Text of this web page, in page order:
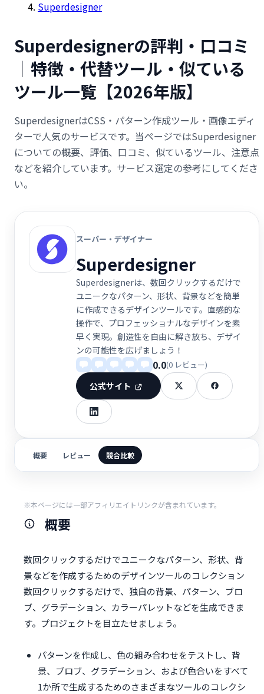
Superdesigner
Superdesignerの評判・口コミ
｜特徴・代替ツール・似ている
ツール一覧【2026年版】
SuperdesignerはCSS・パターン作成ツール・画像エディ
ターで人気のサービスです。当ページではSuperdesigner
についての概要、評価、口コミ、似ているツール、注意点
などを紹介しています。サービス選定の参考にしてくださ
い。
スーパー・デザイナー
Superdesigner
Superdesignerは、数回クリックするだけで
ユニークなパターン、形状、背景などを簡単
に作成できるデザインツールです。直感的な
操作で、プロフェッショナルなデザインを素
早く実現。創造性を自由に解き放ち、デザイ
ンの可能性を広げましょう！
0.0(0 レビュー)
公式サイト
概要 レビュー 競合比較
※本ページには一部アフィリエイトリンクが含まれています。
概要
数回クリックするだけでユニークなパターン、形状、背
景などを作成するためのデザインツールのコレクション
数回クリックするだけで、独自の背景、パターン、ブロ
ブ、グラデーション、カラーパレットなどを生成できま
す。プロジェクトを目立たせましょう。
パターンを作成し、色の組み合わせをテストし、背
景、ブロブ、グラデーション、および色合いをすべて
1か所で生成するためのさまざまなツールのコレクシ